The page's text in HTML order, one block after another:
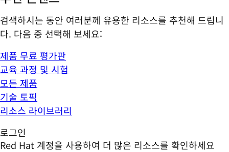
검색하시는 동안 여러분께 유용한 리소스를 추천해 드립니
다. 다음 중 선택해 보세요:
제품 무료 평가판
교육 과정 및 시험
모든 제품
기술 토픽
리소스 라이브러리
로그인
Red Hat 계정을 사용하여 더 많은 리소스를 확인하세요